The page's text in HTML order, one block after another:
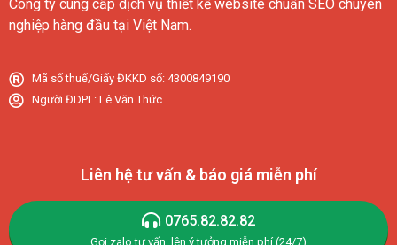
Công ty cung cấp dịch vụ thiết kế website chuẩn SEO chuyên
nghiệp hàng đầu tại Việt Nam.
Mã số thuế/Giấy ĐKKD số: 4300849190
Người ĐDPL: Lê Văn Thức
Liên hệ tư vấn & báo giá miễn phí
0765.82.82.82
Gọi,zalo tư vấn, lên ý tưởng miễn phí (24/7)